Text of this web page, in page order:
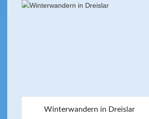
Winterwandern in Dreislar